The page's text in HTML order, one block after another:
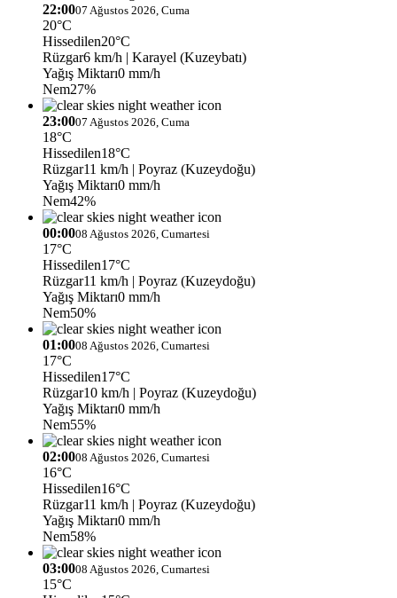
22:0007 Ağustos 2026, Cuma
20°C
Hissedilen20°C
Rüzgar6 km/h | Karayel (Kuzeybatı)
Yağış Miktarı0 mm/h
Nem27%
23:0007 Ağustos 2026, Cuma
18°C
Hissedilen18°C
Rüzgar11 km/h | Poyraz (Kuzeydoğu)
Yağış Miktarı0 mm/h
Nem42%
00:0008 Ağustos 2026, Cumartesi
17°C
Hissedilen17°C
Rüzgar11 km/h | Poyraz (Kuzeydoğu)
Yağış Miktarı0 mm/h
Nem50%
01:0008 Ağustos 2026, Cumartesi
17°C
Hissedilen17°C
Rüzgar10 km/h | Poyraz (Kuzeydoğu)
Yağış Miktarı0 mm/h
Nem55%
02:0008 Ağustos 2026, Cumartesi
16°C
Hissedilen16°C
Rüzgar11 km/h | Poyraz (Kuzeydoğu)
Yağış Miktarı0 mm/h
Nem58%
03:0008 Ağustos 2026, Cumartesi
15°C